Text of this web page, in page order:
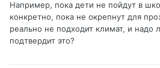
Например, пока дети не пойдут в
конкретно, пока не окрепнут для
реально не подходит климат, и надо
подтвердит это?